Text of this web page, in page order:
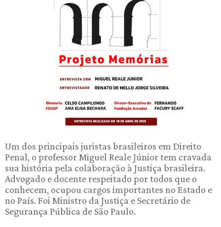
Um dos principais juristas brasileiros em Direito
Penal, o professor Miguel Reale Júnior tem cravada
sua história pela colaboração à Justiça brasileira.
Advogado e docente respeitado por todos que o
conhecem, ocupou cargos importantes no Estado e
no País. Foi Ministro da Justiça e Secretário de
Segurança Pública de São Paulo.